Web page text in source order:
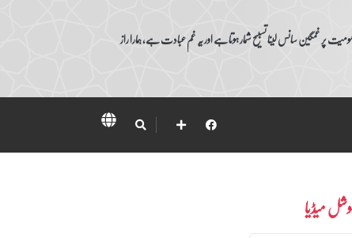
پر غمگین سانس لینا تسبیح شمار ہوتا ہے اور یہ غم عبادت ہے، ہمارا راز
میڈیا